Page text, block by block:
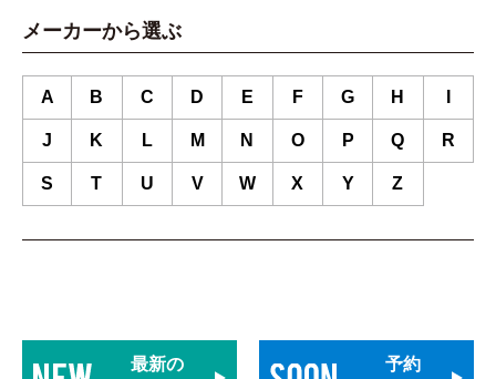
メーカーから選ぶ
A B C D E F G H
J K L M N O P Q R
S T U V W X Y Z
最新の
予約